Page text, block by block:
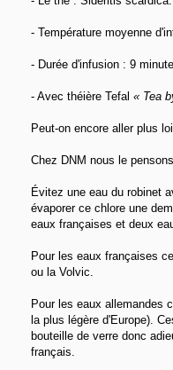
- Température moyenne
- Durée d'infusion : 9
- Avec théière Tefal « Tea
Peut-on encore aller plus
Chez DNM nous le
Évitez une eau du robinet
évaporer ce chlore une
eaux françaises et deux
Pour les eaux françaises
ou la Volvic.
Pour les eaux allemandes
la plus légère d'Europe).
bouteille de verre donc
français.